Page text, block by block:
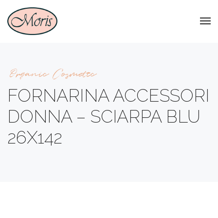
Organic Cosmetic
FORNARINA ACCESSORI
DONNA – SCIARPA BLU
26X142